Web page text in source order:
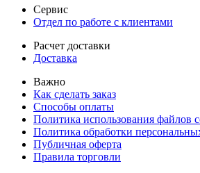
Сервис
Отдел по работе с клиентами
Расчет доставки
Доставка
Важно
Как сделать заказ
Способы оплаты
Политика использования файлов
Политика обработки
Публичная оферта
Правила торговли